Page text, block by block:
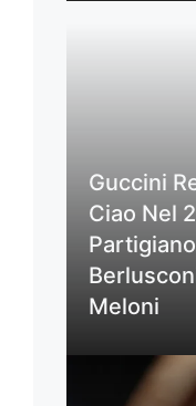
Guccini
Ciao Nel
Meloni